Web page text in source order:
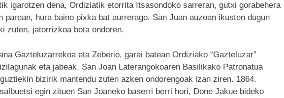
igarotzen dena, Ordiziatik etorrita Itsasondoko sarreran, gutxi gorabehera
parean, hura baino pixka bat aurrerago. San Juan auzoan ikusten dugun
zuten, jatorrizkoa bota ondoren.
Gazteluzarrekoa eta Zeberio, garai batean Ordiziako “Gazteluzar”
eta jabeak, San Joan Laterangokoaren Basilikako Patronatua
bizirik mantendu zuten azken ondorengoak izan ziren. 1864.
egin zituen San Joaneko baserri berri hori, Done Jakue bideko